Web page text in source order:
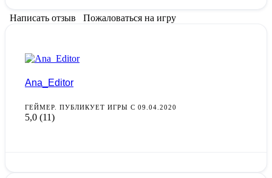
Написать отзыв Пожаловаться на игру
Ana_Editor
ГЕЙМЕР. ПУБЛИКУЕТ ИГРЫ С 09.04.2020
5,0 (11)